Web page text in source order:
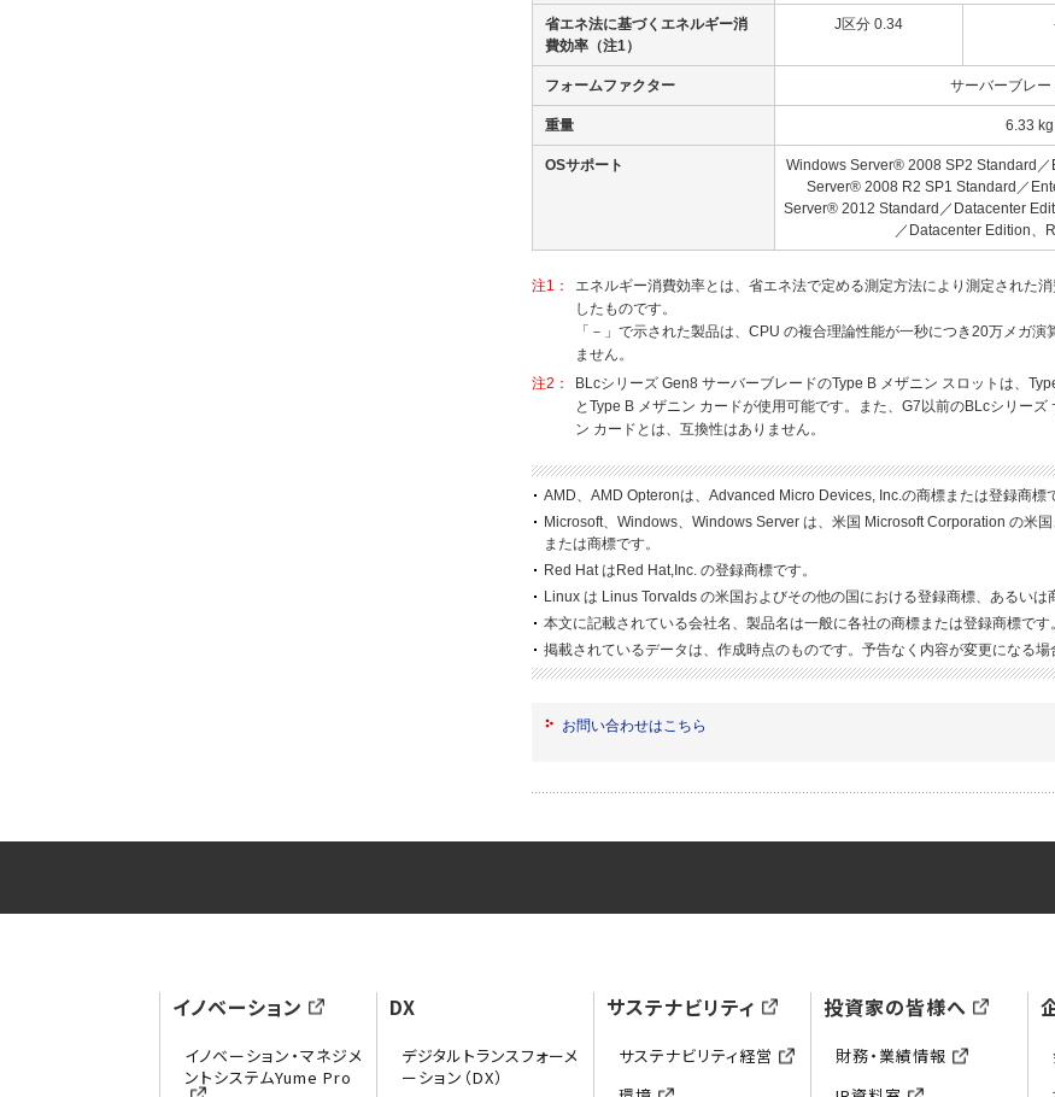
省エネ法に基づくエネルギー消
費効率 （注1）
J区分 0.34
フォームファクター サーバーブレー
重量 6.33 kg
OSサポート
Windows Server® 2008 SP2 Standard
Server® 2008 R2 SP1 Standard／
Server® 2012 Standard／Datacenter
／Datacenter Edition、
注1：
エネルギー消費効率とは、省エネ法で定める測定方法により測定された
したものです。
「－」で示された製品は、CPU の複合理論性能が一秒につき20万メガ
ません。
注2：
BLcシリーズ Gen8 サーバーブレードのType B メザニン スロットは、
とType B メザニン カードが使用可能です。また、G7以前のBLcシリー
ン カードとは、互換性はありません。
AMD、AMD Opteronは、Advanced Micro Devices, Inc.の商標または登録商標
Microsoft、Windows、Windows Server は、米国 Microsoft Corporation の米
または商標です。
Red Hat はRed Hat,Inc. の登録商標です。
Linux は Linus Torvalds の米国およびその他の国における登録商標、あるいは
本文に記載されている会社名、製品名は一般に各社の商標または登録商標です。
掲載されているデータは、作成時点のものです。予告なく内容が変更になる場
お問い合わせはこちら
イノベーション
イノベーション・マネジメ
ントシステムYume Pro
DX
デジタルトランスフォーメ
ーション（DX）
サステナビリティ
サステナビリティ経営
投資家の皆様へ
財務・業績情報